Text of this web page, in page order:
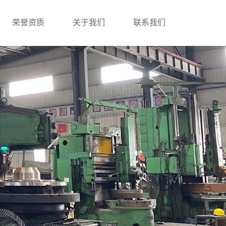
荣誉资质 关于我们 联系我们